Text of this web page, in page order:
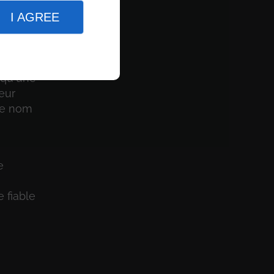
I AGREE
nom
fiable